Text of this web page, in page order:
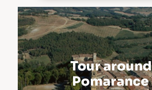
Tour around
Pomarance